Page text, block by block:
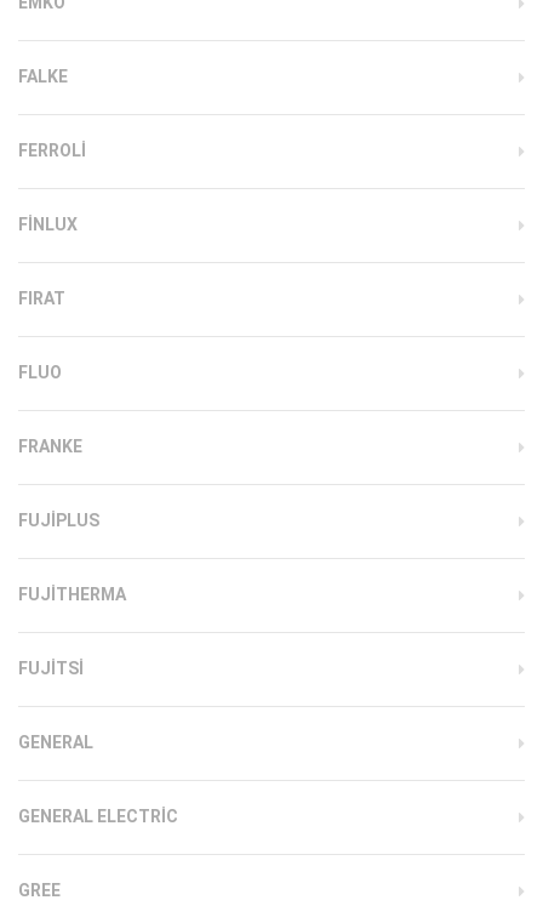
FALKE
FERROLI
FINLUX
FIRAT
FLUO
FRANKE
FUJIPLUS
FUJITHERMA
FUJITSI
GENERAL
GENERAL ELECTRIC
GREE